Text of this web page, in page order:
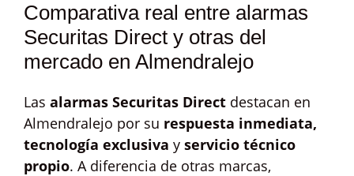
Comparativa real entre alarmas
Securitas Direct y otras del
mercado en Almendralejo
Las alarmas Securitas Direct destacan en
Almendralejo por su respuesta inmediata,
tecnología exclusiva y servicio técnico
propio. A diferencia de otras marcas,